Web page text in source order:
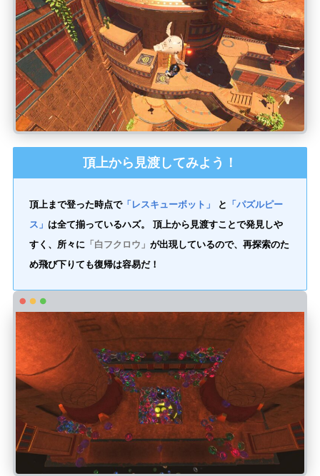
頂上から見渡してみよう！
頂上まで登った時点で「レスキューボット」 と 「パズルピー
ス」 は全て揃っているハズ。 頂上から見渡すことで発見しや
すく、所々に 「白フクロウ」が出現しているので、再探索のた
め飛び下りても復帰は容易だ！